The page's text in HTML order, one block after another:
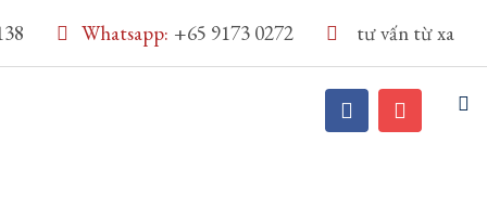
Whatsapp: +65 9173 0272 tư vấn từ xa